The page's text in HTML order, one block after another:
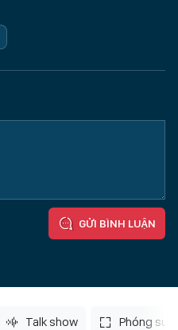
GỬI BÌNH LUẬN
Talk show Phóng sự